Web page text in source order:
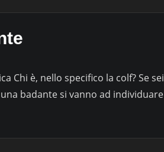
Chi è, nello specifico la colf? Se sei
badante si vanno ad individuare